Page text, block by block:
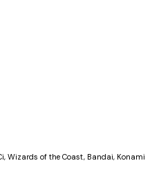
Wizards of the Coast, Bandai, Konami